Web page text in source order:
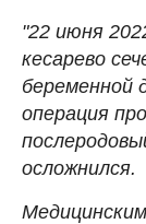
"22 июня
кесарево
беременной
операция
осложнился.